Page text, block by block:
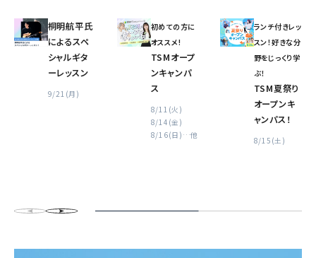
桐明航平氏
によるスペ
シャルギタ
ーレッスン
9/21(月)
初めての方に
オススメ!
TSMオープ
ンキャンパ
ス
8/11(火)
8/14(金)
8/16(日) …他
ランチ付きレッ
スン！好きな分
野をじっくり学
ぶ！
TSM夏祭り
オープンキ
ャンパス！
8/15(土)